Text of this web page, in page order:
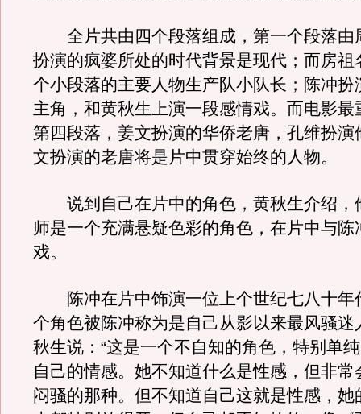
全片共由四个段落组成，第一个段落由
扮演的疯婆所处的时代背景是现代；而房祖
个小段落的主要人物生产队小队长；陈冲扮
主角，和黄秋生上演一段感情戏。而电影最
第四段落，姜文扮演的华侨老唐，孔维扮演
文扮演的老唐将是片中贯穿始终的人物。
说到自己在片中的角色，黄秋生介绍，
师是一个充满悬疑色彩的角色，在片中与陈
戏。
陈冲在片中饰演一位上个世纪七八十年
个角色被陈冲称为是自己从影以来最风骚迷
秋生说：“这是一个不自知的角色，特别单
自己的情感。她不知道什么是性感，但非常
闷骚的那种。但不知道自己这就是性感，她